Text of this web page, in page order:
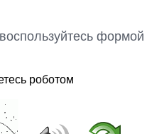
роботом